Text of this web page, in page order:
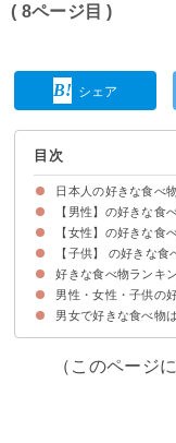
( 8ページ目 )
シェア
目次
日本人の好きな食べ
【男性】の好きな食
1位：カレーライス
2位：ラーメン
3位：ハンバーグ
4位：焼き肉
5位：寿司
6位：とんかつ
7位：餃子
8位：オムライス
9位：焼きそば
10位：唐揚げ
11位：チャーハン
12位：牛丼
13位：豚肉の生姜
14位：すき焼き
15位：コロッケ
【女性】の好きな食
1位：パスタ
2位：パンケーキ
3位：アボカド
4位：コロッケ
5位：パン
6位：チョコレート
7位：みそ汁
8位：焼き芋
9位：タコライス
10位：グラタン
11位：タピオカ
12位：シチュー
13位：餃子
14位：ぬか漬け
15位：ピザ
【子供】 の好きな食
1位：カレーライス
2位：フライドポテ
3位：唐揚げ
4位：寿司
5位：スパゲッティ
6位：ラーメン
7位：ピザ
8位：ハンバーグ
9位：エビフライ
10位：焼き肉
11位：オムライス
12位：チャーハン
13位：とんかつ
14位：ひじき
15位：いちご
好きな食べ物ランキ
男性の好きな食べ
女性の好きな食べ
子供の好きな食べ
男性・女性・子供の
男性と女性の好きな
大人と子供の好きな
男女で好きな食べ物
（このページ